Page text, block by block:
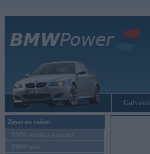
Galvenā
Ziņas un raksti
BMW modeļu jaunumi
BMW testi